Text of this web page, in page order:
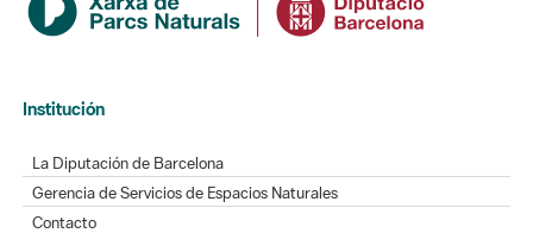
Institución
La Diputación de Barcelona
Gerencia de Servicios de Espacios Naturales
Contacto